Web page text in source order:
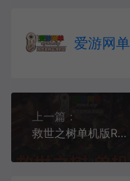
爱游网单
上一篇：
救世之树单机版RO外传虚拟机一键端GM后台怀旧网游单机